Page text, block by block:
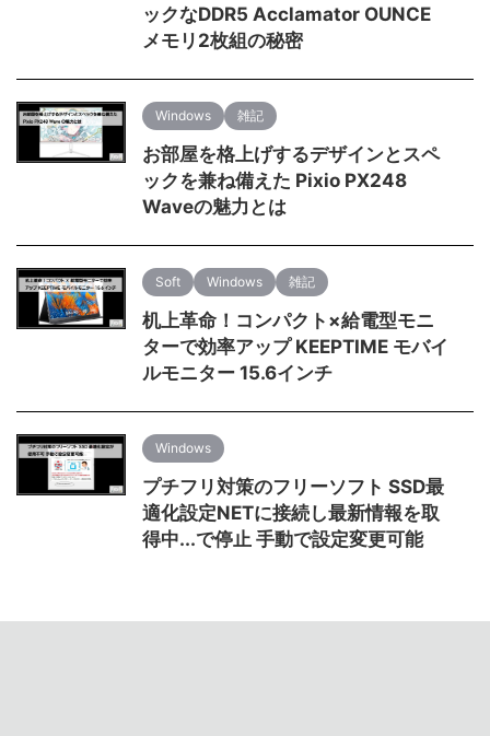
ックなDDR5 Acclamator OUNCE
メモリ2枚組の秘密
Windows 雑記
お部屋を格上げするデザインとスペ
ックを兼ね備えた Pixio PX248
Waveの魅力とは
Soft Windows 雑記
机上革命！コンパクト×給電型モニ
ターで効率アップ KEEPTIME モバイ
ルモニター 15.6インチ
Windows
プチフリ対策のフリーソフト SSD最
適化設定NETに接続し最新情報を取
得中...で停止 手動で設定変更可能